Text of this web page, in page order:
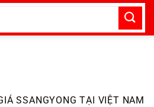
SSANGYONG TẠI VIỆT NAM